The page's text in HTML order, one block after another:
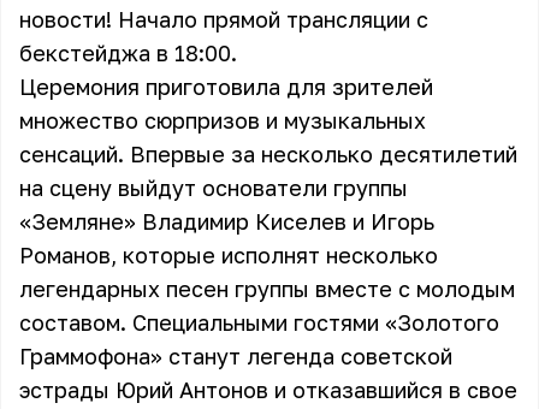
новости! Начало прямой трансляции с
бекстейджа в 18:00.
Церемония приготовила для зрителей
множество сюрпризов и музыкальных
сенсаций. Впервые за несколько десятилетий
на сцену выйдут основатели группы
«Земляне» Владимир Киселев и Игорь
Романов, которые исполнят несколько
легендарных песен группы вместе с молодым
составом. Специальными гостями «Золотого
Граммофона» станут легенда советской
эстрады Юрий Антонов и отказавшийся в свое